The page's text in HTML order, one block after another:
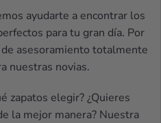
ayudarte a encontrar los
para tu gran día. Por
asesoramiento totalmente
nuestras novias.
zapatos elegir? ¿Quieres
la mejor manera? Nuestra